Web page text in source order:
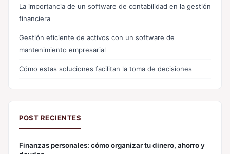
La importancia de un software de contabilidad en la gestión
financiera
Gestión eficiente de activos con un software de
mantenimiento empresarial
Cómo estas soluciones facilitan la toma de decisiones
POST RECIENTES
Finanzas personales: cómo organizar tu dinero, ahorro y